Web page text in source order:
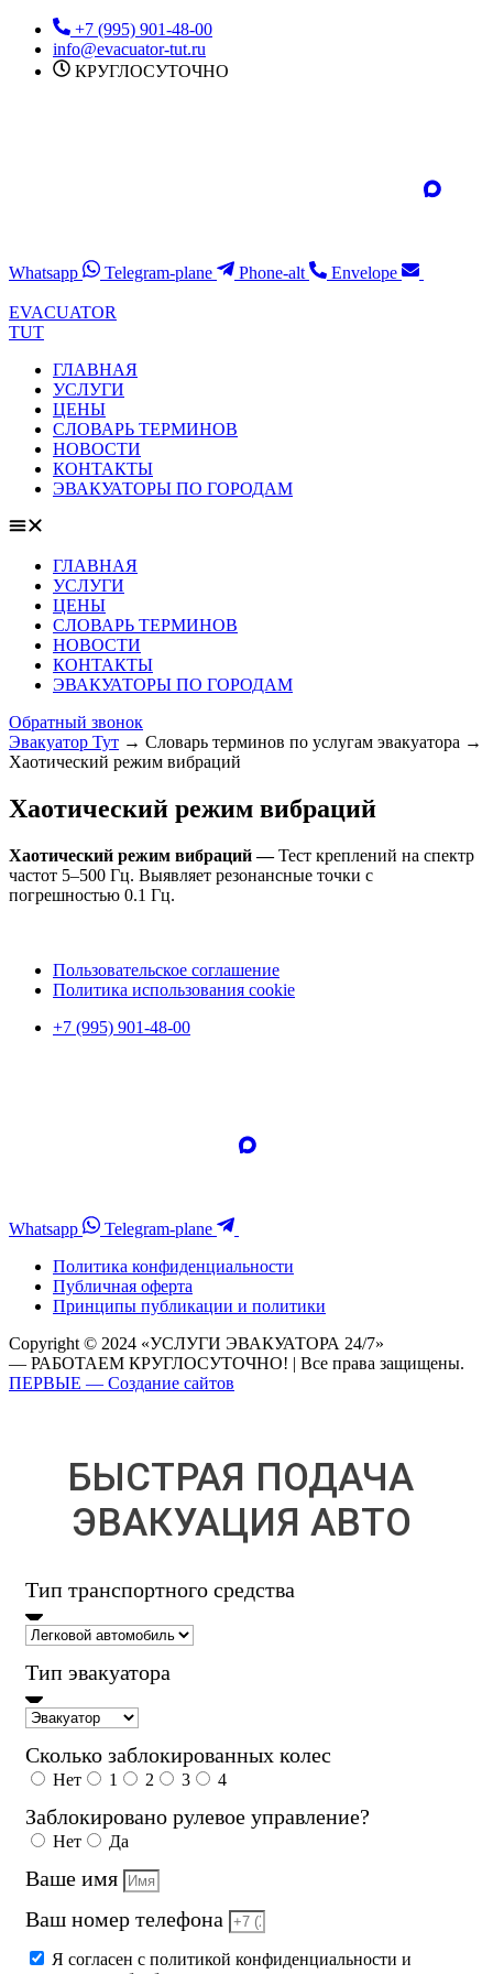
Перейти
содержимому
+7 (995) 901-48-00
info@evacuator-tut.ru
КРУГЛОСУТОЧНО
Whatsapp Telegram-plane Phone-alt Envelope
EVACUATOR
TUT
ГЛАВНАЯ
УСЛУГИ
ЦЕНЫ
СЛОВАРЬ ТЕРМИНОВ
НОВОСТИ
КОНТАКТЫ
ЭВАКУАТОРЫ ПО ГОРОДАМ
ГЛАВНАЯ
УСЛУГИ
ЦЕНЫ
СЛОВАРЬ ТЕРМИНОВ
НОВОСТИ
КОНТАКТЫ
ЭВАКУАТОРЫ ПО ГОРОДАМ
Обратный звонок
Эвакуатор Тут → Словарь терминов по услугам эвакуатора →
Хаотический режим вибраций
Хаотический режим вибраций
Хаотический режим вибраций —Тест креплений на спектр
частот 5–500 Гц. Выявляет резонансные точки с
погрешностью 0.1 Гц.
Пользовательское соглашение
Политика использования cookie
+7 (995) 901-48-00
Whatsapp
Telegram-plane
Политика конфиденциальности
Публичная оферта
Принципы публикации и политики
Copyright © 2024 «УСЛУГИ ЭВАКУАТОРА 24/7»
— РАБОТАЕМ КРУГЛОСУТОЧНО! | Все права защищены.
ПЕРВЫЕ — Создание сайтов
БЫСТРАЯ ПОДАЧА
ЭВАКУАЦИЯ АВТО
Тип транспортного средства
Тип эвакуатора
Сколько заблокированных колес
Нет 1 2 3 4
Заблокировано рулевое управление?
Нет Да
Ваше имя
Ваш номер телефона
Я согласен с политикой конфиденциальности и